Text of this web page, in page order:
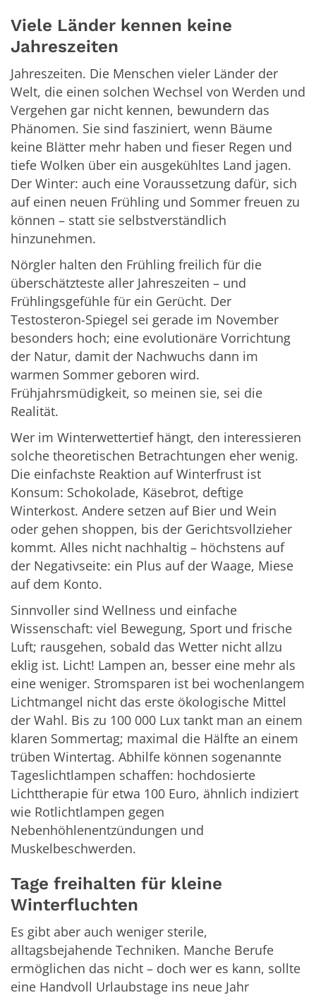
Viele Länder kennen keine
Jahreszeiten
Jahreszeiten. Die Menschen vieler Länder der
Welt, die einen solchen Wechsel von Werden und
Vergehen gar nicht kennen, bewundern das
Phänomen. Sie sind fasziniert, wenn Bäume
keine Blätter mehr haben und fieser Regen und
tiefe Wolken über ein ausgekühltes Land jagen.
Der Winter: auch eine Voraussetzung dafür, sich
auf einen neuen Frühling und Sommer freuen zu
können – statt sie selbstverständlich
hinzunehmen.
Nörgler halten den Frühling freilich für die
überschätzteste aller Jahreszeiten – und
Frühlingsgefühle für ein Gerücht. Der
Testosteron-Spiegel sei gerade im November
besonders hoch; eine evolutionäre Vorrichtung
der Natur, damit der Nachwuchs dann im
warmen Sommer geboren wird.
Frühjahrsmüdigkeit, so meinen sie, sei die
Realität.
Wer im Winterwettertief hängt, den interessieren
solche theoretischen Betrachtungen eher wenig.
Die einfachste Reaktion auf Winterfrust ist
Konsum: Schokolade, Käsebrot, deftige
Winterkost. Andere setzen auf Bier und Wein
oder gehen shoppen, bis der Gerichtsvollzieher
kommt. Alles nicht nachhaltig – höchstens auf
der Negativseite: ein Plus auf der Waage, Miese
auf dem Konto.
Sinnvoller sind Wellness und einfache
Wissenschaft: viel Bewegung, Sport und frische
Luft; rausgehen, sobald das Wetter nicht allzu
eklig ist. Licht! Lampen an, besser eine mehr als
eine weniger. Stromsparen ist bei wochenlangem
Lichtmangel nicht das erste ökologische Mittel
der Wahl. Bis zu 100 000 Lux tankt man an einem
klaren Sommertag; maximal die Hälfte an einem
trüben Wintertag. Abhilfe können sogenannte
Tageslichtlampen schaffen: hochdosierte
Lichttherapie für etwa 100 Euro, ähnlich indiziert
wie Rotlichtlampen gegen
Nebenhöhlenentzündungen und
Muskelbeschwerden.
Tage freihalten für kleine
Winterfluchten
Es gibt aber auch weniger sterile,
alltagsbejahende Techniken. Manche Berufe
ermöglichen das nicht – doch wer es kann, sollte
eine Handvoll Urlaubstage ins neue Jahr